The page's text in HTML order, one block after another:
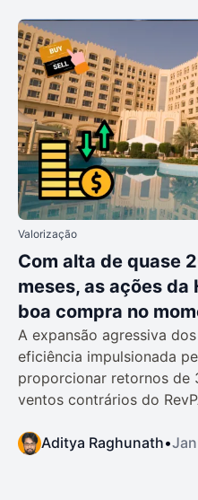
Valorização
Com alta de quase
meses, as ações da
boa compra no
A expansão agressiva
eficiência impulsionada
proporcionar retornos de
ventos contrários do
Aditya Raghunath•